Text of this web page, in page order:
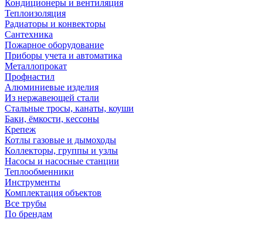
Кондиционеры и вентиляция
Теплоизоляция
Радиаторы и конвекторы
Сантехника
Пожарное оборудование
Приборы учета и автоматика
Металлопрокат
Профнастил
Алюминиевые изделия
Из нержавеющей стали
Стальные тросы, канаты, коуши
Баки, ёмкости, кессоны
Крепеж
Котлы газовые и дымоходы
Коллекторы, группы и узлы
Насосы и насосные станции
Теплообменники
Инструменты
Комплектация объектов
Все трубы
По брендам